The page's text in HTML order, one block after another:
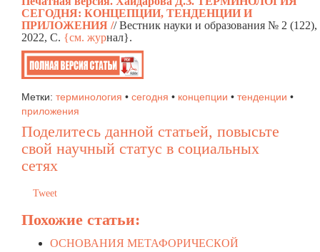
СЕГОДНЯ: КОНЦЕПЦИИ, ТЕНДЕНЦИИ И
ПРИЛОЖЕНИЯ // Вестник науки и образования № 2 (122),
2022, C. {см. журнал}.
Метки: терминология • сегодня • концепции • тенденции •
приложения
Поделитесь данной статьей, повысьте
свой научный статус в социальных
сетях
Tweet
Похожие статьи:
ОСНОВАНИЯ МЕТАФОРИЧЕСКОЙ